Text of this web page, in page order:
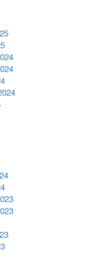
সহায়তা দিলেন সাচিং প্রু জেরী